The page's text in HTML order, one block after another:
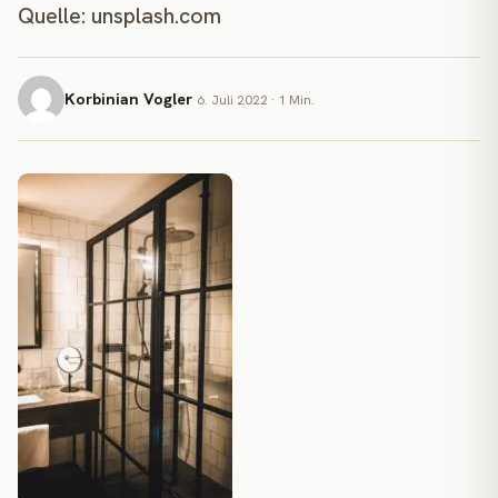
Quelle: unsplash.com
Korbinian Vogler 6. Juli 2022 · 1 Min.